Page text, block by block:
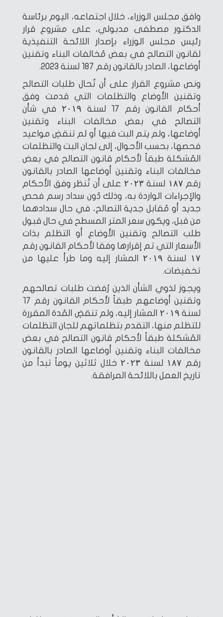
وافق مجلس الوزراء، خلال اجتماعه، اليوم برئاسة
الدكتور مصطفى مدبولي، على مشروع قرار
رئيس مجلس الوزراء بإصدار اللائحة التنفيذية
لقانون التصالح في بعض مُخالفات البناء وتقنين
أوضاعها، الصادر بالقانون رقم 187 لسنة 2023.
ونص مشروع القرار على أن تُحال طلبات التصالح
وتقنين الأوضاع والتظلمات التي قدمت وفق
أحكام القانون رقم ١٧ لسنة ۲۰۱۹ في شأن
التصالح في بعض مخالفات البناء وتقنين
أوضاعها، ولم يتم البت فيها أو لم تنقضِ مواعيد
فحصها، بحسب الأحوال، إلى لجان البت والتظلمات
المُشكلة طبقاً لأحكام قانون التصالح في بعض
مخالفات البناء وتقنين أوضاعها الصادر بالقانون
رقم ۱۸۷ لسنة ۲۰۲۳ على أن تُنظر وفق الأحكام
والإجراءات الواردة به، وذلك دُون سداد رسم فحص
جديد أو مُقابل جدية التصالح، في حال سدادهما
من قبل، ويكون سعر المتر المسطح في حال قبول
طلب التصالح وتقنين الأوضاع أو التظلم بذات
الأسعار التي تم إقرارها وفقا لأحكام القانون رقم
۱۷ لسنة ۲۰۱۹ المشار إليه وما طرأ عليها من
تخفيضات.
ويجوز لذوي الشأن الذين رُفضت طلبات تصالحهم
وتقنين أوضاعهم طبقاً لأحكام القانون رقم ١٧
لسنة ۲۰۱۹ المشار إليه، ولم تنقضِ المُدة المقررة
للتظلم منها، التقدم بتظلماتهم للجان التظلمات
المُشكلة طبقاً لأحكام قانون التصالح في بعض
مخالفات البناء وتقنين أوضاعها الصادر بالقانون
رقم ۱۸۷ لسنة ۲۰۲۳ خلال ثلاثين يوماً تبدأ من
تاريخ العمل باللائحة المرافقة.